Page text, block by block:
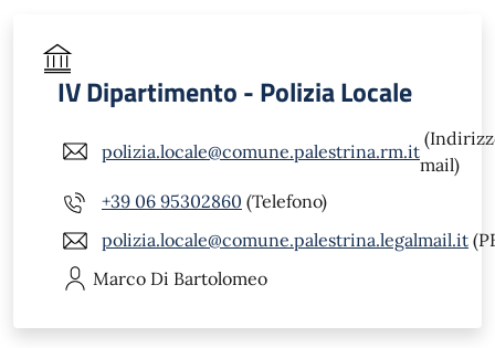
IV Dipartimento - Polizia Locale
polizia.locale@comune.palestrina.rm.it
mail)
+39 06 95302860 (Telefono)
polizia.locale@comune.palestrina.legalmail.it
Marco Di Bartolomeo